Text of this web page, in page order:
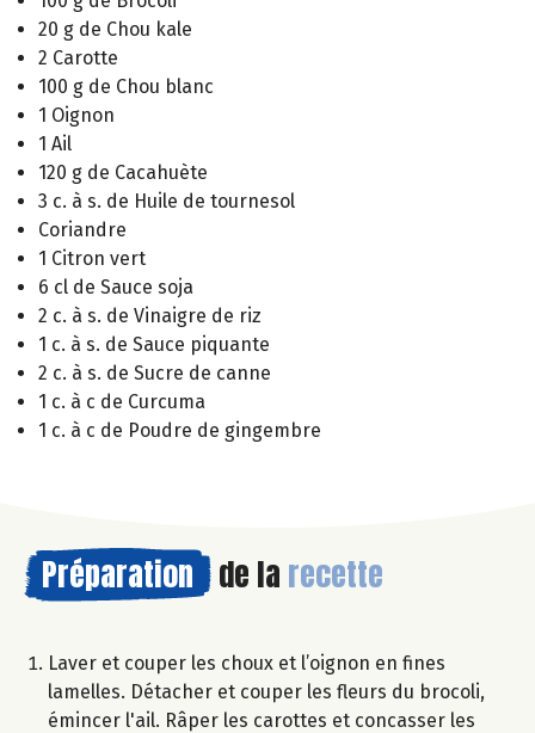
20 g de Chou kale
2 Carotte
100 g de Chou blanc
1 Oignon
1 Ail
120 g de Cacahuète
3 c. à s. de Huile de tournesol
Coriandre
1 Citron vert
6 cl de Sauce soja
2 c. à s. de Vinaigre de riz
1 c. à s. de Sauce piquante
2 c. à s. de Sucre de canne
1 c. à c de Curcuma
1 c. à c de Poudre de gingembre
Préparation de la recette
Laver et couper les choux et l’oignon en fines
lamelles. Détacher et couper les fleurs du brocoli,
émincer l'ail. Râper les carottes et concasser les